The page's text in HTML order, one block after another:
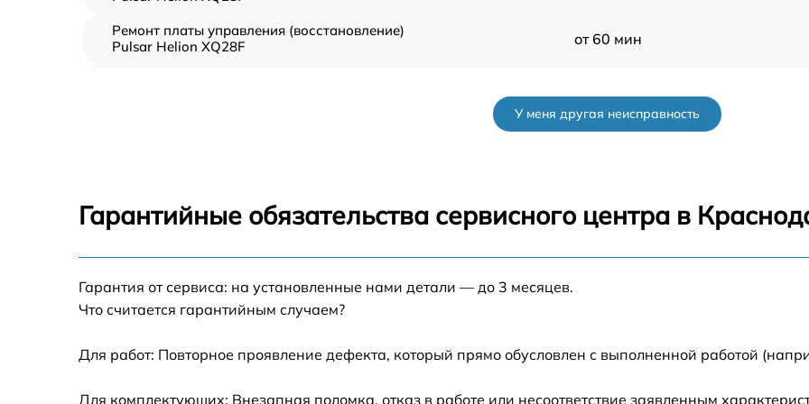
Ремонт платы управления (восстановление)
Pulsar Helion XQ28F
от 60 мин
Замена процессора Pulsar Helion XQ28F
XQ28F
У меня другая неисправность
Гарантийные обязательства сервисного центра в
Гарантия от сервиса: на установленные нами детали — до 3 месяцев.
Что считается гарантийным случаем?
Для работ: Повторное проявление дефекта, который прямо обусловлен с выполненной работой
Для комплектующих: Внезапная поломка, отказ в работе или несоответствие заявленным